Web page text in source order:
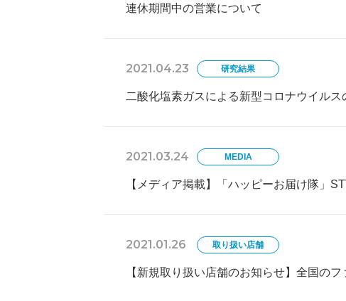
連休期間中の営業について
2021.04.23 研究結果
二酸化塩素ガスによる新型コロナウイル
2021.03.24 MEDIA
【メディア掲載】「ハッピーお届け隊」
2021.01.26 取り扱い店舗
【新規取り扱い店舗のお知らせ】全国の